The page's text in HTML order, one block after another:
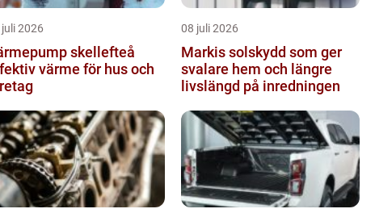
2026
skellefteå
värme för hus och
08 juli 2026
Markis solskydd som ger
svalare hem och längre
livslängd på inredningen